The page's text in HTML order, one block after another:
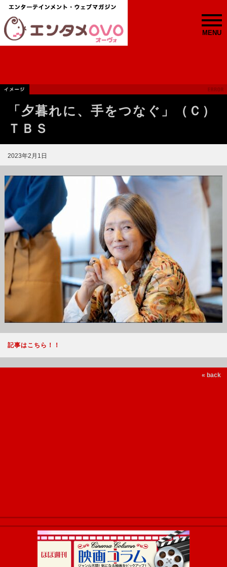
MENU
「夕暮れに、手をつなぐ」（Ｃ）
ＴＢＳ
2023年2月1日
記事はこちら！！
« back